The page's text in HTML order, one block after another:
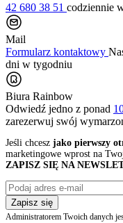
42 680 38 51 codziennie
Mail
Formularz kontaktowy
dni w tygodniu
Biura Rainbow
Odwiedź jedno z ponad
zarezerwuj swój
Jeśli chcesz jako pierwszy
marketingowe wprost na
ZAPISZ SIĘ NA
Zapisz się
Administratorem Twoich danych